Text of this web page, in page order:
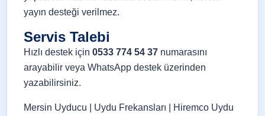
yayın desteği verilmez.
Servis Talebi
Hızlı destek için 0533 774 54 37 numarasını
arayabilir veya WhatsApp destek üzerinden
yazabilirsiniz.
Mersin Uyducu Uydu Frekansları
Hiremco Uydu